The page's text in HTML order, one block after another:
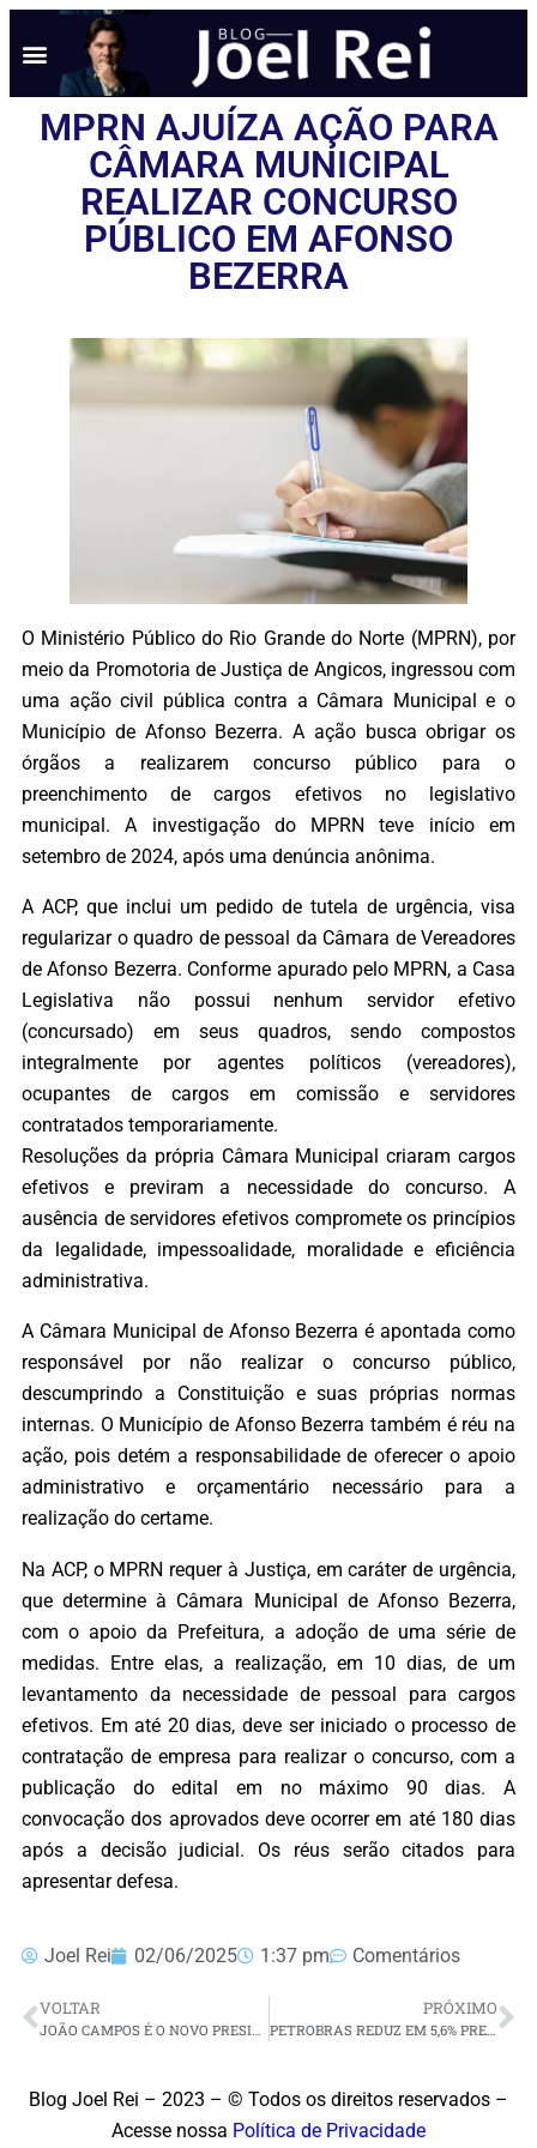
MPRN AJUÍZA AÇÃO PARA
CÂMARA MUNICIPAL
REALIZAR CONCURSO
PÚBLICO EM AFONSO
BEZERRA
O Ministério Público do Rio Grande do Norte (MPRN), por
meio da Promotoria de Justiça de Angicos, ingressou com
uma ação civil pública contra a Câmara Municipal e o
Município de Afonso Bezerra. A ação busca obrigar os
órgãos a realizarem concurso público para o
preenchimento de cargos efetivos no legislativo
municipal. A investigação do MPRN teve início em
setembro de 2024, após uma denúncia anônima.
A ACP, que inclui um pedido de tutela de urgência, visa
regularizar o quadro de pessoal da Câmara de Vereadores
de Afonso Bezerra. Conforme apurado pelo MPRN, a Casa
Legislativa não possui nenhum servidor efetivo
(concursado) em seus quadros, sendo compostos
integralmente por agentes políticos (vereadores),
ocupantes de cargos em comissão e servidores
contratados temporariamente.
Resoluções da própria Câmara Municipal criaram cargos
efetivos e previram a necessidade do concurso. A
ausência de servidores efetivos compromete os princípios
da legalidade, impessoalidade, moralidade e eficiência
administrativa.
A Câmara Municipal de Afonso Bezerra é apontada como
responsável por não realizar o concurso público,
descumprindo a Constituição e suas próprias normas
internas. O Município de Afonso Bezerra também é réu na
ação, pois detém a responsabilidade de oferecer o apoio
administrativo e orçamentário necessário para a
realização do certame.
Na ACP, o MPRN requer à Justiça, em caráter de urgência,
que determine à Câmara Municipal de Afonso Bezerra,
com o apoio da Prefeitura, a adoção de uma série de
medidas. Entre elas, a realização, em 10 dias, de um
levantamento da necessidade de pessoal para cargos
efetivos. Em até 20 dias, deve ser iniciado o processo de
contratação de empresa para realizar o concurso, com a
publicação do edital em no máximo 90 dias. A
convocação dos aprovados deve ocorrer em até 180 dias
após a decisão judicial. Os réus serão citados para
apresentar defesa.
Joel Rei 02/06/2025 1:37 pm Comentários
VOLTAR
JOÃO CAMPOS É O NOVO PRESIDENTE NACIONAL DO PSB E DEFENDE MANUTENÇÃO DA CHAPA LULA/ALCKMIN EM 2026
PRÓXIMO
PETROBRAS REDUZ EM 5,6% PREÇOS DA GASOLINA PARA DISTRIBUIDORAS A PARTIR DESTA TERÇA-FEIRA (3)
Blog Joel Rei – 2023 – © Todos os direitos reservados –
Acesse nossa Política de Privacidade